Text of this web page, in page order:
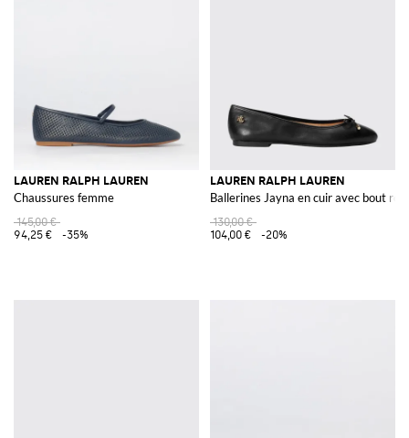
LAUREN RALPH LAUREN
Chaussures femme
145,00 €
94,25 €
-35%
LAUREN RALPH LAUREN
Ballerines Jayna en cuir avec bout
130,00 €
104,00 €
-20%